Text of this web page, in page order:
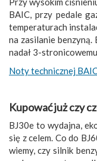
BAIC, przy pedale
temperaturach
na zasilanie
nadał 3-
Noty technicznej
Kupować już czy
BJ30e to wydajna,
się z celem. Co do
wiemy, czy silnik